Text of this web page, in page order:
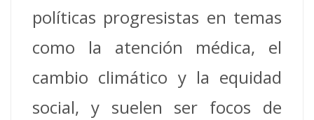
políticas progresistas en temas
como la atención médica, el
cambio climático y la equidad
social, y suelen ser focos de